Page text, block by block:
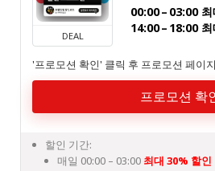
DEAL
00:00 – 03:00
14:00 – 18:00
'프로모션 확인' 클릭 후 프로모션 페이
프로모션 확
할인 기간:
매일 00:00 – 03:00 최대 30% 할인